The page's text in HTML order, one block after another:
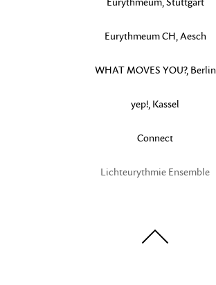
Eurythmeum, Stuttgart
Eurythmeum CH, Aesch
WHAT MOVES YOU?, Berlin
yep!, Kassel
Connect
Lichteurythmie Ensemble